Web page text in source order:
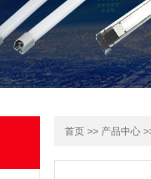
首页 >> 产品中心